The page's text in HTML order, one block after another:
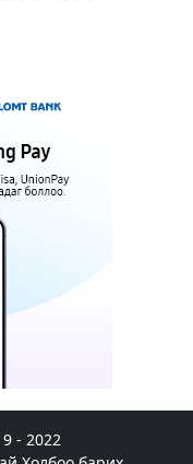
биеэр онцгойлон
шилжиж, найр
томилолтыг
бүх
чөлөөллөө
нэмэгджээ
- 2022